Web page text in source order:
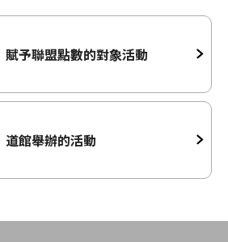
賦予聯盟點數的對象活動
道館舉辦的活動